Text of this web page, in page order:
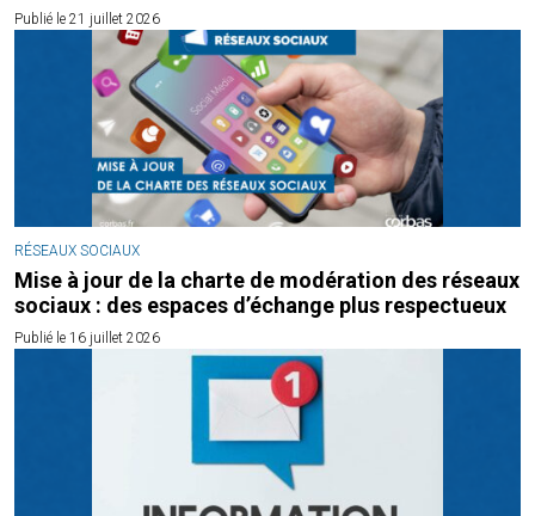
Publié le 21 juillet 2026
RÉSEAUX SOCIAUX
Mise à jour de la charte de modération des réseaux
sociaux : des espaces d’échange plus respectueux
Publié le 16 juillet 2026